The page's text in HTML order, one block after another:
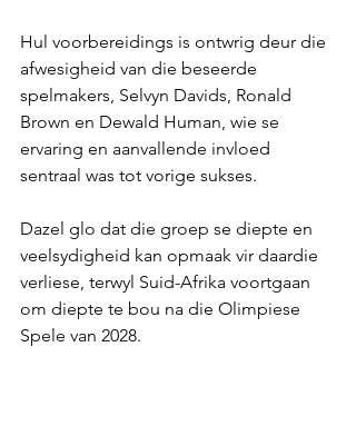
Hul voorbereidings is ontwrig deur die
afwesigheid van die beseerde
spelmakers, Selvyn Davids, Ronald
Brown en Dewald Human, wie se
ervaring en aanvallende invloed
sentraal was tot vorige sukses.
Dazel glo dat die groep se diepte en
veelsydigheid kan opmaak vir daardie
verliese, terwyl Suid-Afrika voortgaan
om diepte te bou na die Olimpiese
Spele van 2028.